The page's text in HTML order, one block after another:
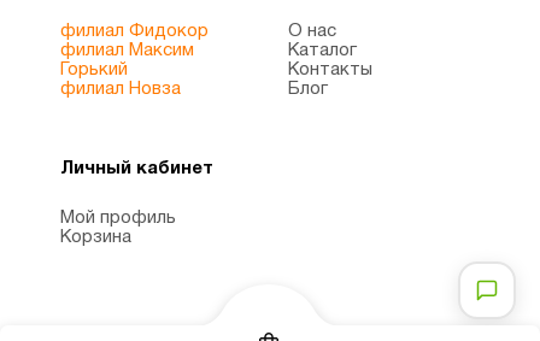
филиал Фидокор
филиал Максим
Горький
филиал Новза
О нас
Каталог
Контакты
Блог
Личный кабинет
Мой профиль
Корзина